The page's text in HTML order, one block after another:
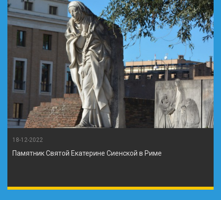
18-12-2022
Памятник Святой Екатерине Сиенской в Риме